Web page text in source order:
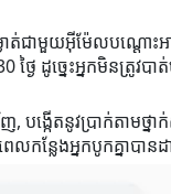
ជាមួយអ៊ីម៉ែលបណ្ដោះអ
ដូច្នេះអ្នកមិនត្រូ
បង្កើតនូវប្រាក់តាម
ែងអ្នកបូកគ្នាបានដ